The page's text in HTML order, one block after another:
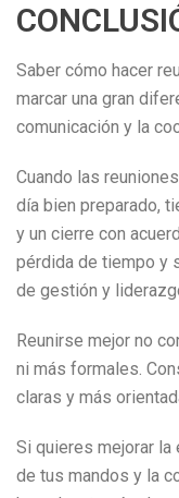
Saber cómo hacer
marcar una gran
comunicación y la
Cuando las
día bien preparado,
y un cierre con
pérdida de tiempo y
de gestión y
Reunirse mejor no
ni más formales.
claras y más
Si quieres mejorar
de tus mandos y la